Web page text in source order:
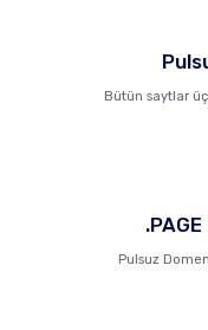
Bütün saytlar
Pulsuz